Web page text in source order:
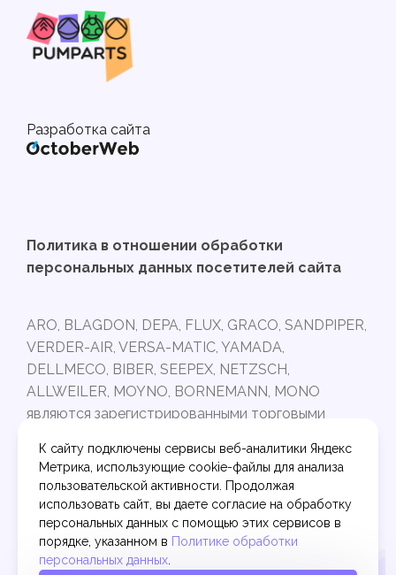
Разработка сайта
Политика в отношении обработки
персональных данных посетителей сайта
ARO, BLAGDON, DEPA, FLUX, GRACO, SANDPIPER,
VERDER-AIR, VERSA-MATIC, YAMADA,
DELLMECO, BIBER, SEEPEX, NETZSCH,
ALLWEILER, MOYNO, BORNEMANN, MONO
являются зарегистрированными торговыми
Интернет-магазин PUMPARTS.RU не связан с
торговыми марками, указанными выше.
Представленные в ассортименте запчасти
произведены на современном оборудовании по
точным расчетам, из качественных материалов
и подходят к насосному оборудованию
К сайту подключены сервисы веб-аналитики Яндекс
Метрика, использующие cookie-файлы для анализа
пользовательской активности. Продолжая
использовать сайт, вы даете согласие на обработку
персональных данных с помощью этих сервисов в
порядке, указанном в Политике обработки
персональных данных